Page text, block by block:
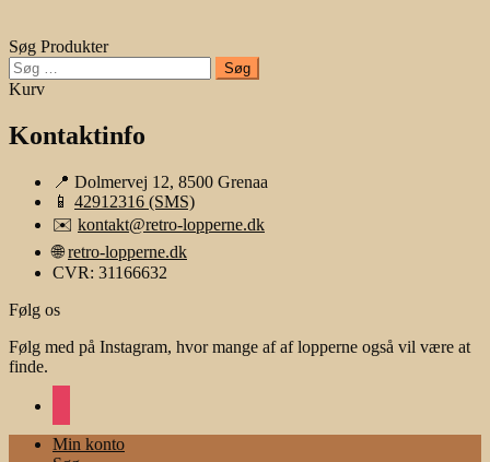
Søg Produkter
Søg
efter:
Kurv
Kontaktinfo
📍 Dolmervej 12, 8500 Grenaa
📱 42912316 (SMS)
✉️ kontakt@retro-lopperne.dk
🌐retro-lopperne.dk
CVR: 31166632
Følg os
Følg med på Instagram, hvor mange af af lopperne også vil være at
finde.
Min konto